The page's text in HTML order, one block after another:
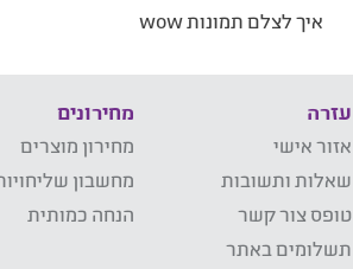
איך לצלם תמונות wow
עזרה
אזור אישי
שאלות ותשובות
טופס צור קשר
תשלומים באתר
מחירונים
מחירון מוצרים
מחשבון
הנחה כמותית